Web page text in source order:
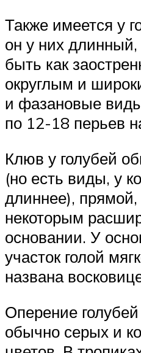
Также имеется у
он у них
быть как
округлым и
и фазановые
по 12-18 перьев
Клюв у голубей
(но есть виды, у
длиннее), прямой,
некоторым
основании. У
участок голой
названа
Оперение голубей
обычно серых и